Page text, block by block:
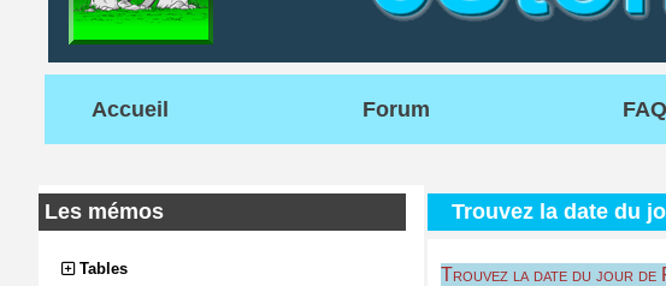
Accueil Forum FAQ
Les mémos
Tables
Trouvez la date du
Trouvez la date du jour de